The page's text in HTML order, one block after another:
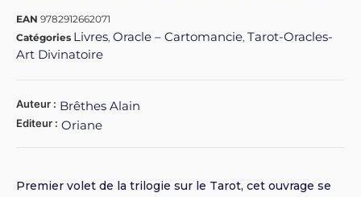
EAN 9782912662071
Catégories Livres, Oracle – Cartomancie, Tarot-Oracles-
Art Divinatoire
Auteur : Brêthes Alain
Editeur : Oriane
Premier volet de la trilogie sur le Tarot, cet ouvrage se